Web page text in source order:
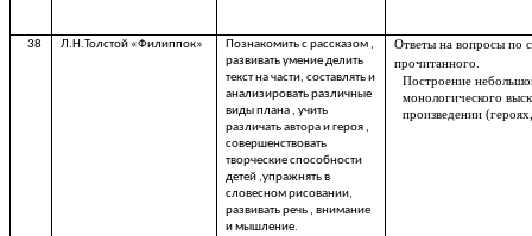
38 Л.Н.Толстой «Филиппок»
Познакомить с рассказом ,
развивать умение делить
текст на части, составлять и
анализировать различные
виды плана , учить
различать автора и героя ,
совершенствовать
творческие способности
детей ,упражнять в
словесном рисовании,
развивать речь , внимание
и мышление.
Ответы на вопросы по
прочитанного.
Построение
монологического
произведении